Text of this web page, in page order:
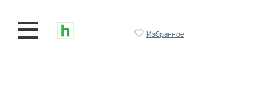
Избранное